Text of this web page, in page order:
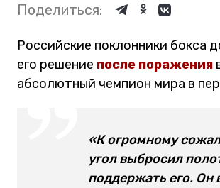
Поделиться:
Российские поклонники бокса
его решение после поражения
абсолютный чемпион мира в
«К огромному
угол выбросил
поддержать его. Он